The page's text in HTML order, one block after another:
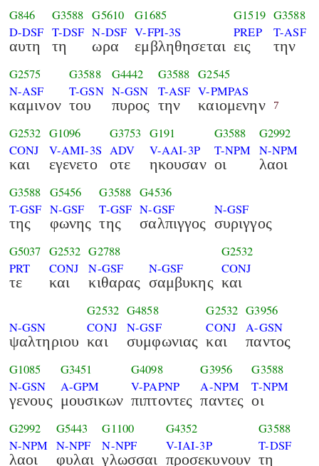
G846
D-DSF
αυτη
G3588
T-DSF
τη
G5610
N-DSF
ωρα
G1685
V-FPI-3S
εμβληθησεται
G1519
PREP
εις
G3588
T-ASF
την
G2575
N-ASF
καμινον
G3588
T-GSN
του
G4442
N-GSN
πυρος
G3588
T-ASF
την
G2545
V-PMPAS
καιομενην 7
G2532
CONJ
και
G1096
V-AMI-3S
εγενετο
G3753
ADV
οτε
G191
V-AAI-3P
ηκουσαν
G3588
T-NPM
οι
G2992
N-NPM
λαοι
G3588
T-GSF
της
G5456
N-GSF
φωνης
G3588
T-GSF
της
G4536
N-GSF
σαλπιγγος
N-GSF
συριγγος
G5037
PRT
τε
G2532
CONJ
και
G2788
N-GSF
κιθαρας
N-GSF
σαμβυκης
G2532
CONJ
και
N-GSN
ψαλτηριου
G2532
CONJ
και
G4858
N-GSF
συμφωνιας
G2532
CONJ
και
G3956
A-GSN
παντος
G1085
N-GSN
γενους
G3451
A-GPM
μουσικων
G4098
V-PAPNP
πιπτοντες
G3956
A-NPM
παντες
G3588
T-NPM
οι
G2992
N-NPM
λαοι
G5443
N-NPF
φυλαι
G1100
N-NPF
γλωσσαι
G4352
V-IAI-3P
προσεκυνουν
G3588
T-DSF
τη